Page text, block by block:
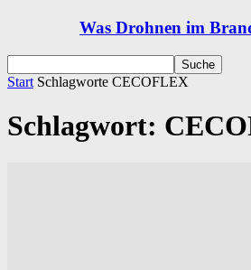
Was Drohnen im
Start Schlagworte CECOFLEX
Schlagwort: